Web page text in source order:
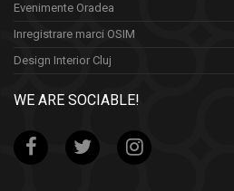
Evenimente Oradea
Inregistrare marci OSIM
Design Interior Cluj
WE ARE SOCIABLE!